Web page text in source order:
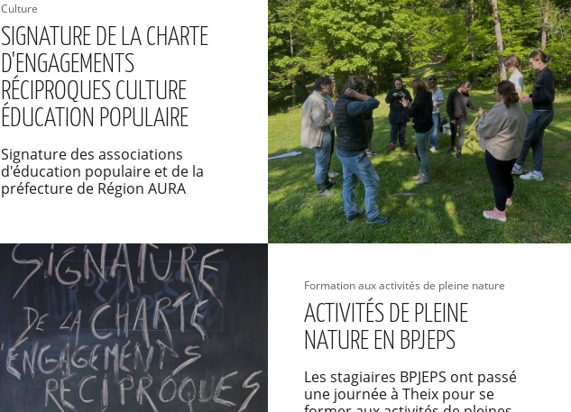
Culture
SIGNATURE DE LA CHARTE
D'ENGAGEMENTS
RÉCIPROQUES CULTURE
ÉDUCATION POPULAIRE
Signature des associations
d'éducation populaire et de la
préfecture de Région AURA
Formation aux activités de pleine nature
ACTIVITÉS DE PLEINE
NATURE EN BPJEPS
Les stagiaires BPJEPS ont passé
une journée à Theix pour se